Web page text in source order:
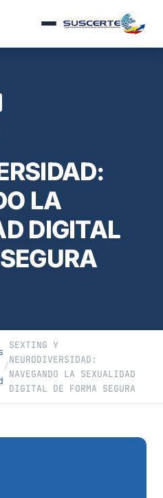
LA
DIGITAL
/
SEXTING Y
NEURODIVERSIDAD:
NAVEGANDO LA SEXUALIDAD
DIGITAL DE FORMA SEGURA